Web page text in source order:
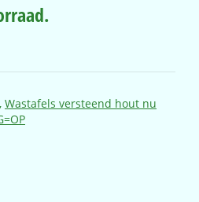
, Wastafels versteend hout nu